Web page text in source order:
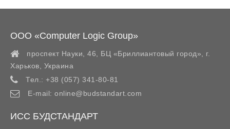
ООО «Computer Logic Group»
проспект Науки, 46, БЦ «Бриллиантовый город»,
г.
Харьков
Украина
Тел.: +38 (057) 341-80-81
E-mail: online@budstandart.com
ИСС БУДСТАНДАРТ